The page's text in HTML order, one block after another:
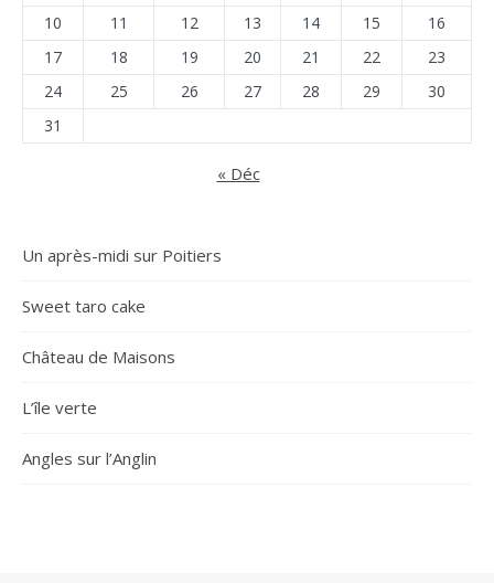
10
11 12 13 14 15
16
17
18 19 20 21 22
23
24
25 26 27 28 29
30
31
« Déc
Un après-midi sur Poitiers
Sweet taro cake
Château de Maisons
L’île verte
Angles sur l’Anglin